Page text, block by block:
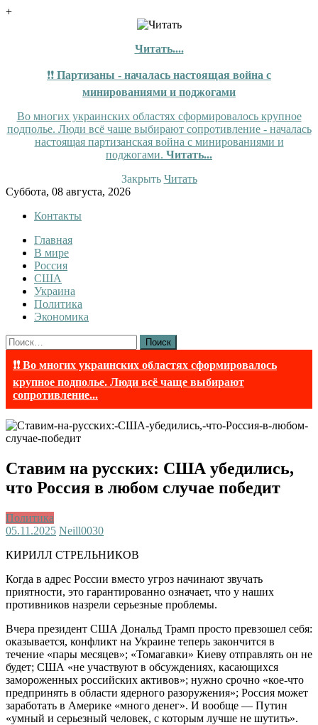
+
Читать....
❗❗ Партизаны - началась настоящая война с
минированиями и поджогами
Во многих украинских областях сформировалось крупное
подполье. Люди всё чаще выбирают сопротивление - началась
настоящая партизанская война с минированиями и
поджогами. Читать...
Закрыть Читать
Skip
content
Суббота, 08 августа, 2026
Контакты
Tewi
Tewi — Новости
Главная
В мире
Россия
США
Украина
Политика
Экономика
Найти:
❗❗ Во многих украинских областях сформировалось
крупное подполье. Люди всё чаще выбирают
сопротивление...
Ставим на русских: США убедились,
что Россия в любом случае победит
Политика
05.11.2025 Neill0030
КИРИЛЛ СТРЕЛЬНИКОВ
Когда в адрес России вместо угроз начинают звучать
приятности, это гарантированно означает, что у наших
противников назрели серьезные проблемы.
Вчера президент США Дональд Трамп просто превзошел себя:
оказывается, конфликт на Украине теперь закончится в
течение «пары месяцев»; «Томагавки» Киеву отправлять он не
будет; США «не участвуют в обсуждениях, касающихся
замороженных российских активов»; нужно срочно «кое-что
предпринять в области ядерного разоружения»; Россия может
заработать в Америке «много денег». И вообще — Путин
«умный и серьезный человек, с которым лучше не шутить».